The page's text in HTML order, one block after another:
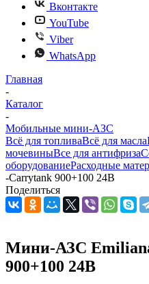
Вконтакте
YouTube
Viber
WhatsApp
Главная
-
Каталог
-
Мобильные мини-АЗС
Всё для топливаВсё для масла
мочевиныВсе для антифриза
оборудованиеРасходные
-Carrytank 900+100 24В
Поделиться
Мини-АЗС
900+100 24В